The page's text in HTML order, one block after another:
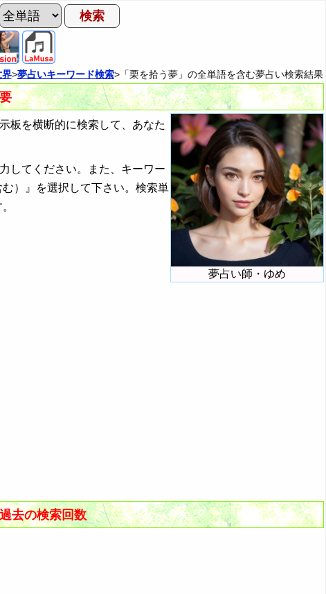
界>夢占いキーワード検索>「栗を拾う夢」の全単語を含む夢占い検索結果
夢占い師・ゆめ
板を横断的に検索して、あなた
してください。また、キーワー
）』を選択して下さい。検索単
去の検索回数